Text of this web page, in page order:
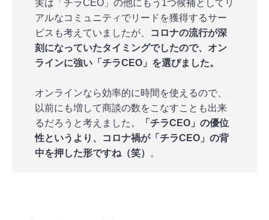
実は「チラCEO」の他にもう1つ候補としてリ
アルなコミュニティでリードを獲得するサー
ビスも考えていましたが、
コロナの流行が深
刻になっていたタイミングでしたので、オン
ラインに強い「チラCEO」を選びました。
オンラインなら効率的に時間を使えるので、
以前にも増して商談の数をこなすことも出来
るだろうと考えました。
「チラCEO」の優位
性というより、コロナ禍が「チラCEO」の背
中を押した形ですね（笑）
。